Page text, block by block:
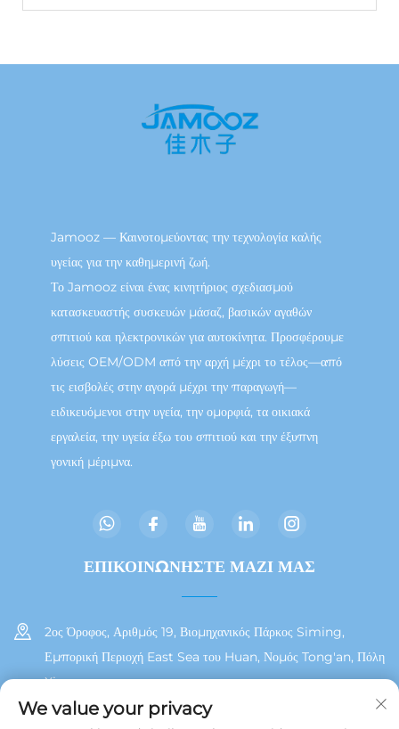
Jamooz — Καινοτομεύοντας την τεχνολογία καλής
υγείας για την καθημερινή ζωή.
Το Jamooz είναι ένας κινητήριος σχεδιασμού
κατασκευαστής συσκευών μάσαζ, βασικών αγαθών
σπιτιού και ηλεκτρονικών για αυτοκίνητα. Προσφέρουμε
λύσεις OEM/ODM από την αρχή μέχρι το τέλος—από
τις εισβολές στην αγορά μέχρι την παραγωγή—
ειδικευόμενοι στην υγεία, την ομορφιά, τα οικιακά
εργαλεία, την υγεία έξω του σπιτιού και την έξυπνη
γονική μέριμνα.
ΕΠΙΚΟΙΝΩΝΉΣΤΕ ΜΑΖΊ ΜΑΣ
2ος Όροφος, Αριθμός 19, Βιομηχανικός Πάρκος Siming,
Εμπορική Περιοχή East Sea του Huan, Νομός Tong'an, Πόλη
Xiamen
+86 13215929911
We value your privacy